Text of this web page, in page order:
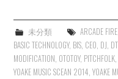
未分類 ARCADE FIRE,
BASIC TECHNOLOGY, BIS, CEO, DJ,
MODIFICATION, OTOTOY, PITCHFOLK,
YOAKE MUSIC SCEAN 2014,YOAKE